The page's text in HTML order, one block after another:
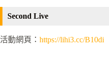
Second Live
活動網頁： https://lihi3.cc/B10di